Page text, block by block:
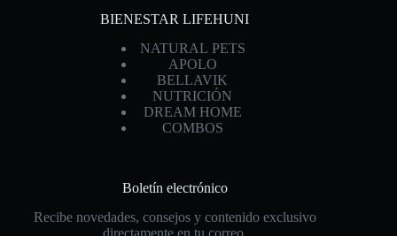
BIENESTAR LIFEHUNI
NATURAL PETS
APOLO
BELLAVIK
NUTRICIÓN
DREAM HOME
COMBOS
Boletín electrónico
Recibe novedades, consejos y contenido exclusivo
directamente en tu correo.